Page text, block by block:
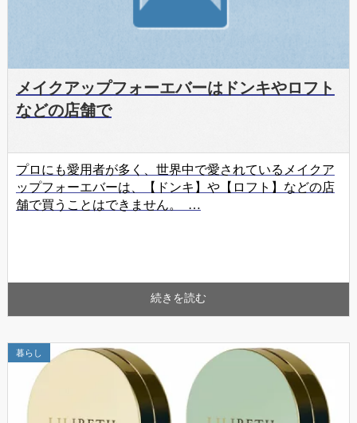
メイクアップフォーエバーはドンキやロフト
などの店舗で
プロにも愛用者が多く、世界中で愛されているメイクア
ップフォーエバーは、【ドンキ】や【ロフト】などの店
舗で買うことはできません。 …
続きを読む
暮らし